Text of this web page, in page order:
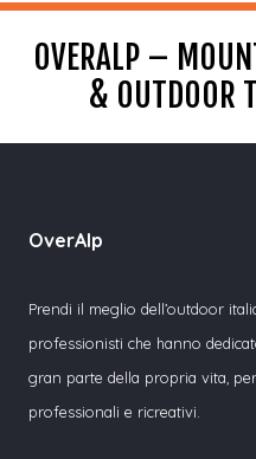
OVERALP –
& OUTDOOR
OverAlp
Prendi il meglio dell’outdoor
professionisti che hanno
gran parte della propria vita,
professionali e ricreativi.